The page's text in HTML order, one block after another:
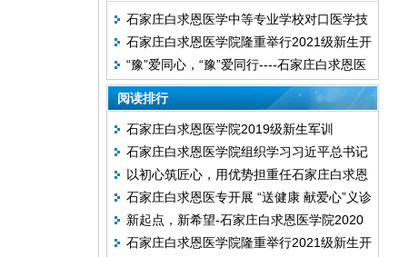
石家庄白求恩医学中等专业学校对口医学技
能送考！
石家庄白求恩医学院隆重举行2021级新生开
学典礼暨军训汇报表演
“豫”爱同心，“豫”爱同行----石家庄白求恩医
学院捐赠救灾物资驰援河南鹤壁
阅读排行
石家庄白求恩医学院2019级新生军训
石家庄白求恩医学院组织学习习近平总书记
在纪念五四运动大会上讲话
以初心筑匠心，用优势担重任石家庄白求恩
医学院成功召开2019—2020学年第一学期
教师座谈会
石家庄白求恩医专开展 “送健康 献爱心”义诊
活动
新起点，新希望-石家庄白求恩医学院2020
年迎新工作顺利开展
石家庄白求恩医学院隆重举行2021级新生开